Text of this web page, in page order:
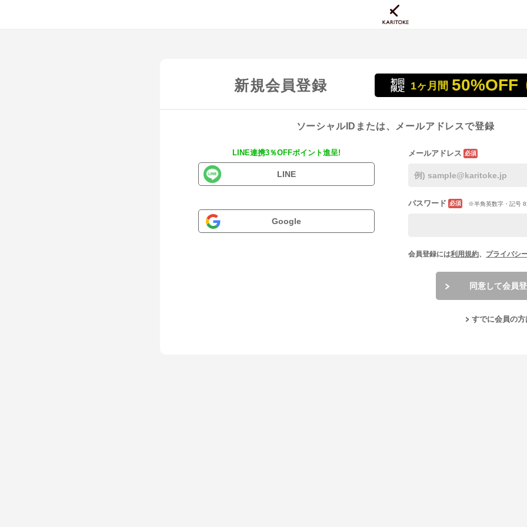
新規会員登録
初回
限定
1ヶ月間 50%OFF
ソーシャルIDまたは、メールアドレスで登録
LINE連携3％OFFポイント進呈!
LINE
Google
メールアドレス 必須
パスワード 必須 ※半角英数字・記号 8
会員登録には利用規約、 プライバシ
同意して会員
すでに会員の方